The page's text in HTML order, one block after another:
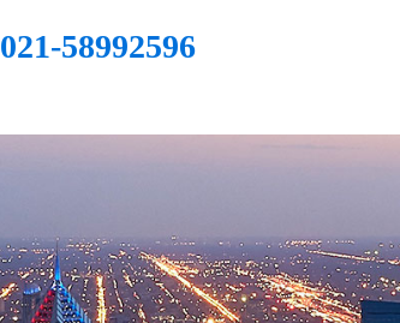
021-58992596